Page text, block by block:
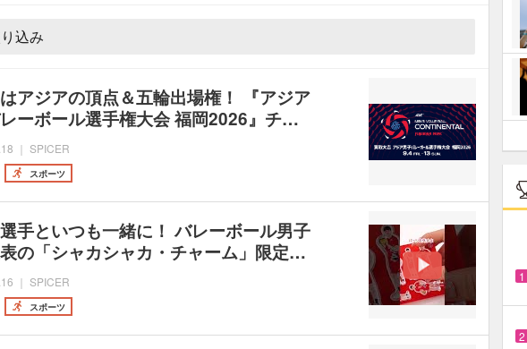
込み
アジアの頂点＆五輪出場権！ 『アジア
ーボール選手権大会 福岡2026』チ…
｜ SPICER
スポーツ
手といつも一緒に！ バレーボール男子
の「シャカシャカ・チャーム」限定…
｜ SPICER
スポーツ
1
2